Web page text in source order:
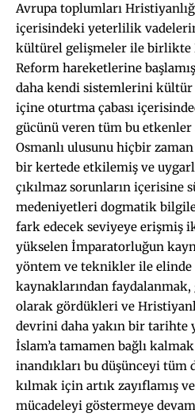
Avrupa toplumları
içerisindeki yeterlilik
kültürel gelişmeler ile birlikte
Reform hareketlerine
daha kendi sistemlerini
içine oturtma çabası
gücünü veren tüm bu etkenler
Osmanlı ulusunu hiçbir
bir kertede etkilemiş ve
çıkılmaz sorunların içerisine
medeniyetleri dogmatik
fark edecek seviyeye erişmiş
yükselen İmparatorluğun
yöntem ve teknikler ile
kaynaklarından faydalanmak,
olarak gördükleri ve
devrini daha yakın bir tarihte
İslam’a tamamen bağlı
inandıkları bu düşünceyi tüm
kılmak için artık zayıflamış
mücadeleyi göstermeye